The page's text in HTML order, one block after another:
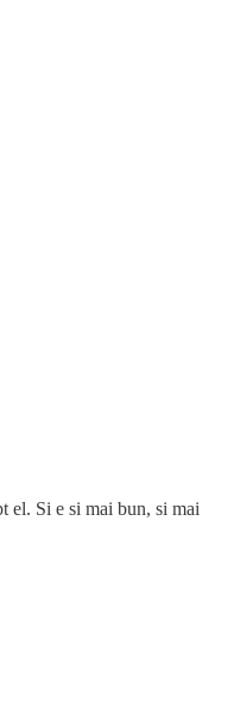
el. Si e si mai bun, si mai